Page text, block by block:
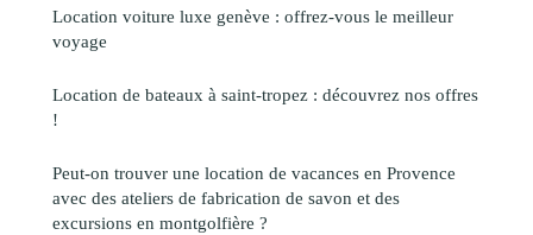
Location voiture luxe genève : offrez-vous le meilleur
voyage
Location de bateaux à saint-tropez : découvrez nos offres
!
Peut-on trouver une location de vacances en Provence
avec des ateliers de fabrication de savon et des
excursions en montgolfière ?